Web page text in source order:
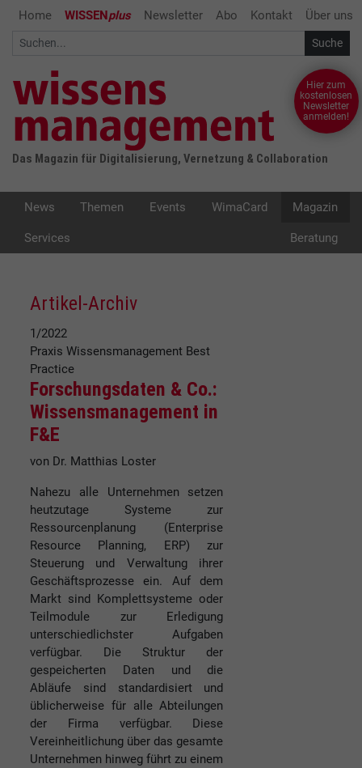
Home WISSENplus Newsletter Abo Kontakt Über uns
Das Magazin für Digitalisierung, Vernetzung & Collaboration
Hier zum
kostenlosen
Newsletter
anmelden!
News Themen Events WimaCard Magazin
Services Beratung
Artikel-Archiv
1/2022
Praxis Wissensmanagement Best
Practice
Forschungsdaten & Co.:
Wissensmanagement in
F&E
von Dr. Matthias Loster
Nahezu alle Unternehmen setzen
heutzutage Systeme zur
Ressourcenplanung (Enterprise
Resource Planning, ERP) zur
Steuerung und Verwaltung ihrer
Geschäftsprozesse ein. Auf dem
Markt sind Komplettsysteme oder
Teilmodule zur Erledigung
unterschiedlichster Aufgaben
verfügbar. Die Struktur der
gespeicherten Daten und die
Abläufe sind standardisiert und
üblicherweise für alle Abteilungen
der Firma verfügbar. Diese
Vereinheitlichung über das gesamte
Unternehmen hinweg führt zu einem